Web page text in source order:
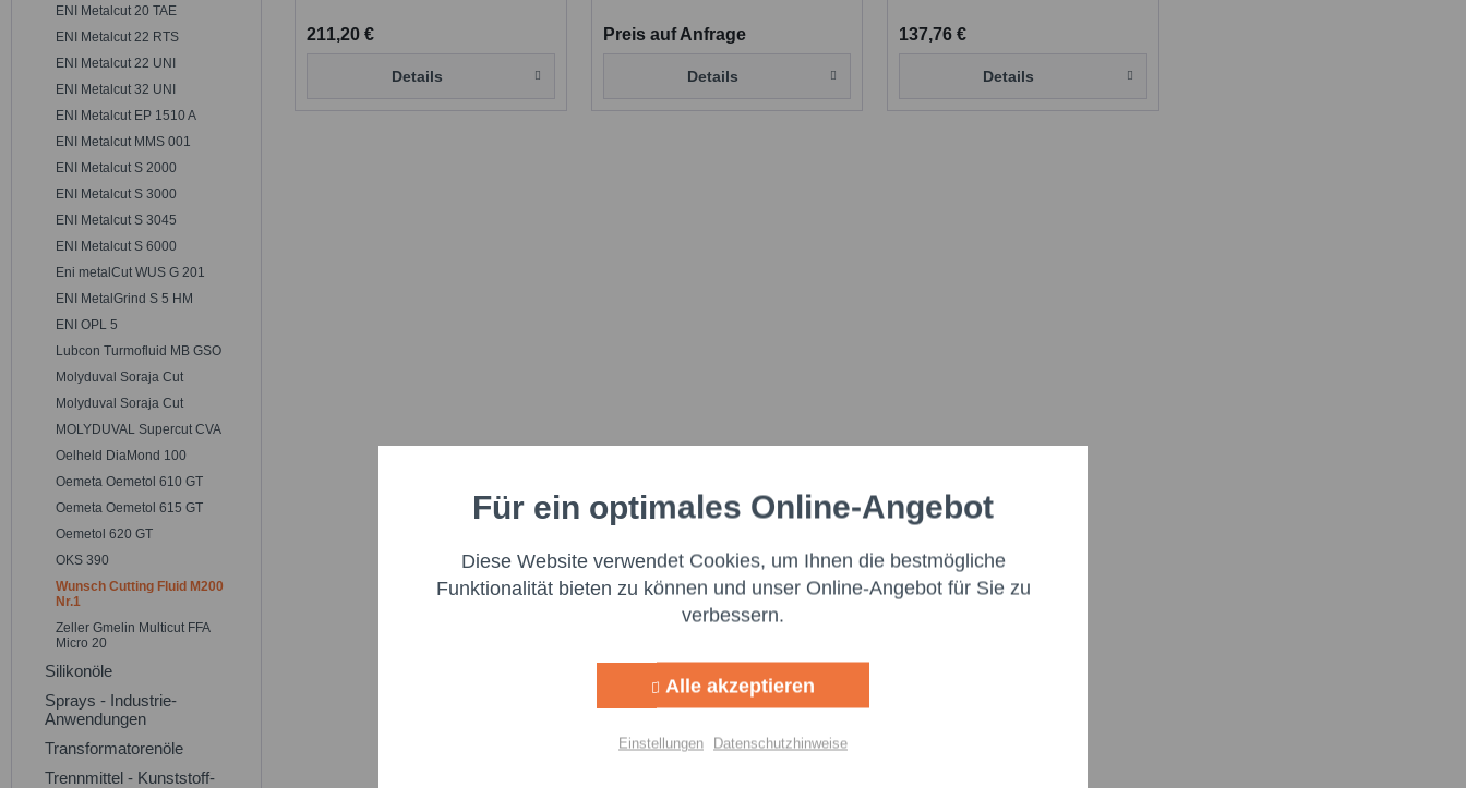
ENI Metalcut 20 TAE
ENI Metalcut 22 RTS
ENI Metalcut 22 UNI
ENI Metalcut 32 UNI
ENI Metalcut EP 1510 A
ENI Metalcut MMS 001
ENI Metalcut S 2000
ENI Metalcut S 3000
ENI Metalcut S 3045
ENI Metalcut S 6000
Eni metalCut WUS G 201
ENI MetalGrind S 5 HM
ENI OPL 5
Lubcon Turmofluid MB GSO
Molyduval Soraja Cut
Molyduval Soraja Cut
MOLYDUVAL Supercut CVA
Oelheld DiaMond 100
Oemeta Oemetol 610 GT
Oemeta Oemetol 615 GT
Oemetol 620 GT
OKS 390
Wunsch Cutting Fluid M200
Nr.1
Zeller Gmelin Multicut FFA
Micro 20
Silikonöle
Sprays - Industrie-
Anwendungen
Transformatorenöle
Trennmittel - Kunststoff-
211,20 €
Details
Preis auf Anfrage
Details
137,76 €
Details
Funktionale Aktiv
Marketing Aktiv
Für ein optimales Online-Angebot
Diese Website verwendet Cookies, um Ihnen die bestmögliche
Funktionalität bieten zu können und unser Online-Angebot für Sie zu
verbessern.
Alle akzeptieren
Einstellungen Datenschutzhinweise